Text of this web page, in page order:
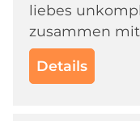
liebes
zusammen
Details